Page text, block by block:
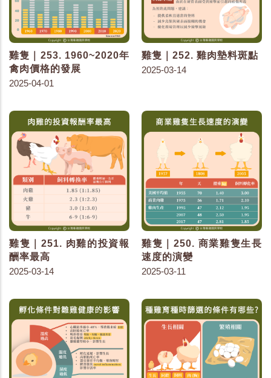
雞隻｜253. 1960~2020年
禽肉價格的發展
2025-04-01
雞隻｜252. 雞肉墊料斑點
2025-03-14
雞隻｜251. 肉雞的投資報
酬率最高
2025-03-14
雞隻｜250. 商業雞隻生長
速度的演變
2025-03-11